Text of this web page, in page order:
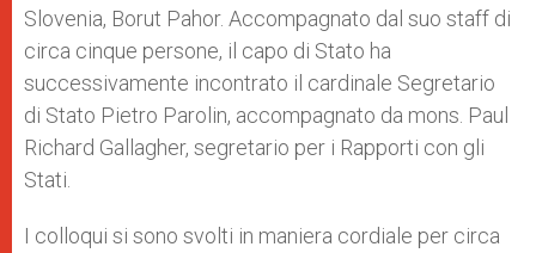
Slovenia, Borut Pahor. Accompagnato dal suo staff di
circa cinque persone, il capo di Stato ha
successivamente incontrato il cardinale Segretario
di Stato Pietro Parolin, accompagnato da mons. Paul
Richard Gallagher, segretario per i Rapporti con gli
Stati.
I colloqui si sono svolti in maniera cordiale per circa